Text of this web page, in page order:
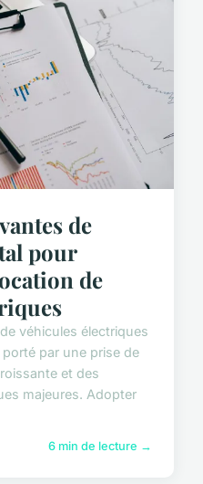
de
pour
de
véhicules électriques
par une prise de
et des
majeures. Adopter
6 min de lecture →